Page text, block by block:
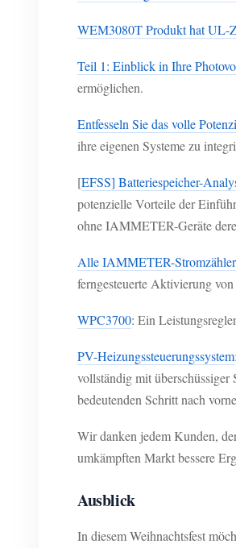
WEM3080T Produkt hat UL-
Teil 1: Einblick in Ihre
ermöglichen.
Entfesseln Sie das volle
ihre eigenen Systeme zu
[EFSS] Batteriespeicher-
potenzielle Vorteile der
ohne IAMMETER-Geräte
Alle IAMMETER-
ferngesteuerte Aktivierung
WPC3700: Ein
PV-Heizungssteuerungssystem
vollständig mit
bedeutenden Schritt nach
Wir danken jedem Kunden,
umkämpften Markt bessere
Ausblick
In diesem Weihnachtsfest